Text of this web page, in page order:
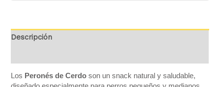
Descripción
Los Peronés de Cerdo son un snack natural y saludable,